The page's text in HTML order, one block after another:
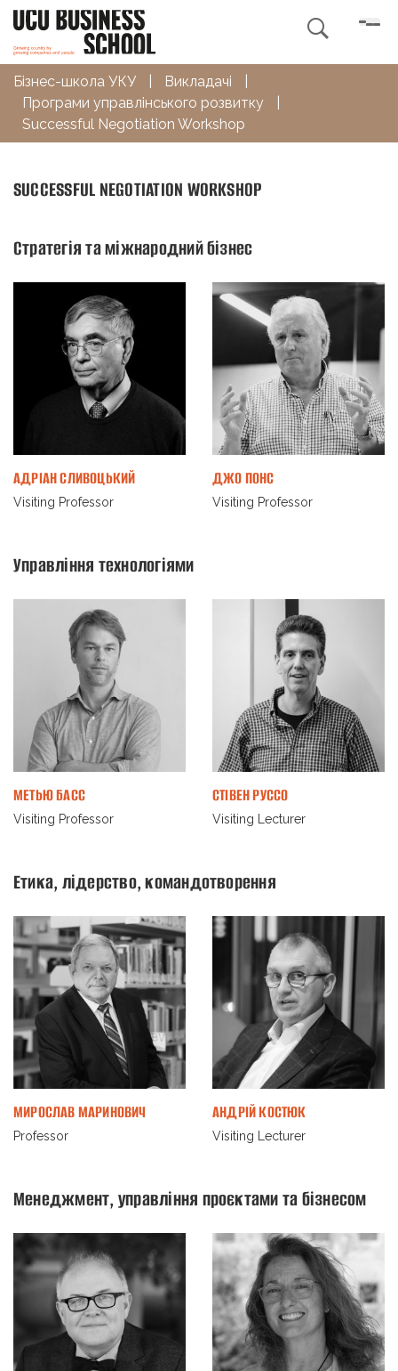

Бізнес-школа УКУ Викладачі
Програми управлінського розвитку
Successful Negotiation Workshop
SUCCESSFUL NEGOTIATION WORKSHOP
Стратегія та міжнародний бізнес
АДРІАН СЛИВОЦЬКИЙ
Visiting Professor
ДЖО ПОНС
Visiting Professor
Управління технологіями
МЕТЬЮ БАСС
Visiting Professor
СТІВЕН РУCСО
Visiting Lecturer
Етика, лідерство, командотворення
МИРОСЛАВ МАРИНОВИЧ
Professor
АНДРІЙ КОСТЮК
Visiting Lecturer
Менеджмент, управління проєктами та бізнесом